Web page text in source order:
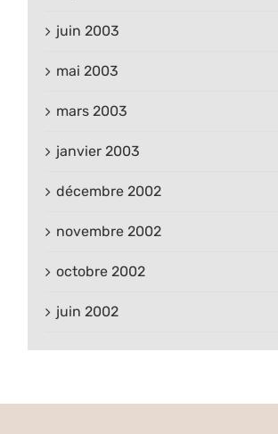
juin 2003
mai 2003
mars 2003
janvier 2003
décembre 2002
novembre 2002
octobre 2002
juin 2002